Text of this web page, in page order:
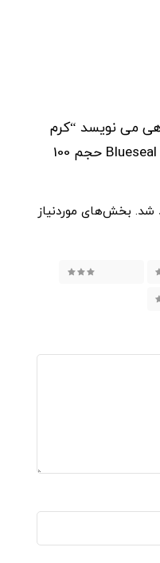
می نویسد “کرم
وازلین کاکائو Blueseal Cocoa Butter حجم 100
شد. بخش‌های موردنیاز